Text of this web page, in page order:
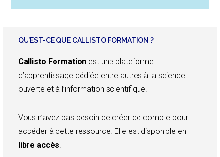
QU’EST-CE QUE CALLISTO FORMATION ?
Callisto Formation est une plateforme
d’apprentissage dédiée entre autres à la science
ouverte et à l’information scientifique.
Vous n’avez pas besoin de créer de compte pour
accéder à cette ressource. Elle est disponible en
libre accès.